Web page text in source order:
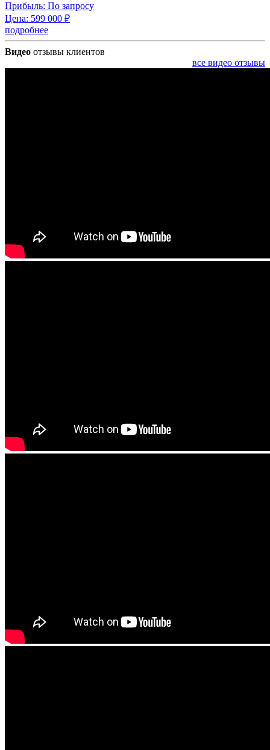
Прибыль: По запросу
Цена: 599 000 ₽
подробнее
Видео отзывы клиентов
все видео отзывы